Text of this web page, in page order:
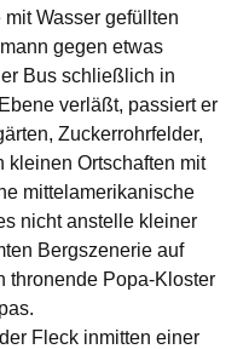
Wasser gefüllten
gegen etwas
Bus schließlich in
verläßt, passiert er
Zuckerrohrfelder,
kleinen Ortschaften mit
mittelamerikanische
nicht anstelle kleiner
Bergszenerie auf
thronende Popa-Kloster
Fleck inmitten einer